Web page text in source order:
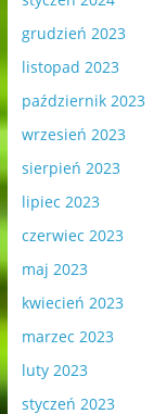
grudzień 2023
listopad 2023
październik 2023
wrzesień 2023
sierpień 2023
lipiec 2023
czerwiec 2023
maj 2023
kwiecień 2023
marzec 2023
luty 2023
styczeń 2023